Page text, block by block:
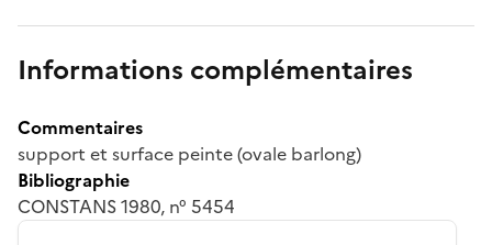
Informations complémentaires
Commentaires
support et surface peinte (ovale barlong)
Bibliographie
CONSTANS 1980, n° 5454